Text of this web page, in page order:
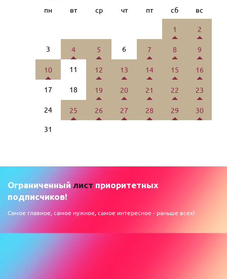
пн вт ср чт пт сб вс
1 2
3 4 5 6 7 8 9
10 11 12 13 14 15 16
17 18 19 20 21 22 23
24 25 26 27 28 29 30
31
Ограниченный лист приоритетных
подписчиков!
Самое главное, самое нужное, самое интересное - раньше всех!